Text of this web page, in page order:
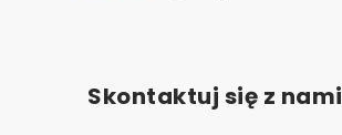
Skontaktuj się z nami